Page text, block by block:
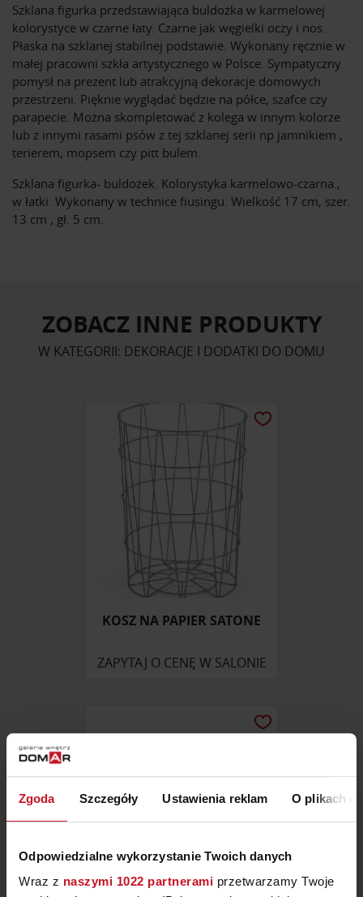
Zgoda Szczegóły Ustawienia reklam O plikach
Odpowiedzialne wykorzystanie Twoich danych
Wraz z naszymi 1022 partnerami przetwarzamy Twoje
Szklana figurka przedstawiająca buldożka w karmelowej
kolorystyce w czarne łaty. Czarne jak węgielki oczy i nos.
Płaska na szklanej stabilnej podstawie. Wykonany ręcznie w
małej pracowni szkła artystycznego w Polsce. Sympatyczny
pomysł na prezent lub atrakcyjną dekoracje domowych
przestrzeni. Pięknie wyglądać będzie na półce, szafce czy
parapecie. Można skompletować z kolega w innym kolorze
lub z innymi rasami psów z tej szklanej serii np jamnikiem ,
terierem, mopsem czy pitt bulem.
Szklana figurka- buldożek. Kolorystyka karmelowo-czarna.,
w łatki. Wykonany w technice fiusingu. Wielkość 17 cm, szer.
13 cm , gł. 5 cm.
ZOBACZ INNE PRODUKTY
W KATEGORII: DEKORACJE I DODATKI DO DOMU
KOSZ NA PAPIER SATONE
ZAPYTAJ O CENĘ W SALONIE